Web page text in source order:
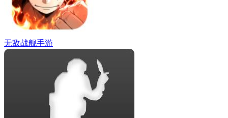
无敌战舰手游